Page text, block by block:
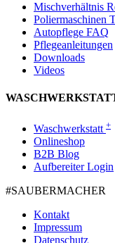
Mischverhältnis
Poliermaschinen
Autopflege FAQ
Pflegeanleitungen
Downloads
Videos
Waschwerkstatt +
Onlineshop
B2B Blog
Aufbereiter Login
#SAUBER­MACHER
Kontakt
Impressum
Datenschutz